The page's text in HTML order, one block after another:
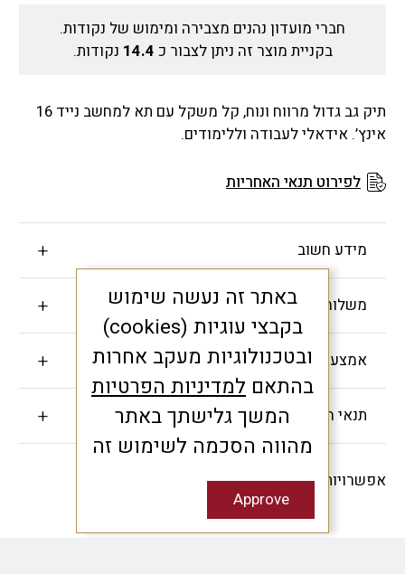
חברי מועדון נהנים מצבירה ומימוש של נקודות.
בקניית מוצר זה ניתן לצבור כ 14.4 נקודות.
תיק גב גדול מרווח ונוח, קל משקל עם תא למחשב נייד 16
אינץ’. אידאלי לעבודה וללימודים.
לפירוט תנאי האחריות
מידע חשוב
משלוחים והחזרות
אמצעי תשלום
תנאי האחריות
אפשרויות שיתוף -
באתר זה נעשה שימוש
בקבצי עוגיות (cookies)
ובטכנולוגיות מעקב אחרות
בהתאם למדיניות הפרטיות
המשך גלישתך באתר
מהווה הסכמה לשימוש זה
Approve